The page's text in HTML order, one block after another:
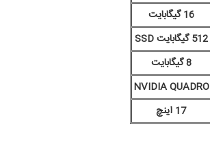
16 گیگابایت
512 گیگابایت SSD
8 گیگابایت
NVIDIA QUADRO
17 اینچ